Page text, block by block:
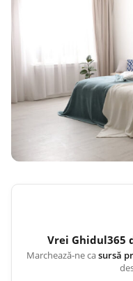
Vrei Ghidul365
Marchează-ne casursă